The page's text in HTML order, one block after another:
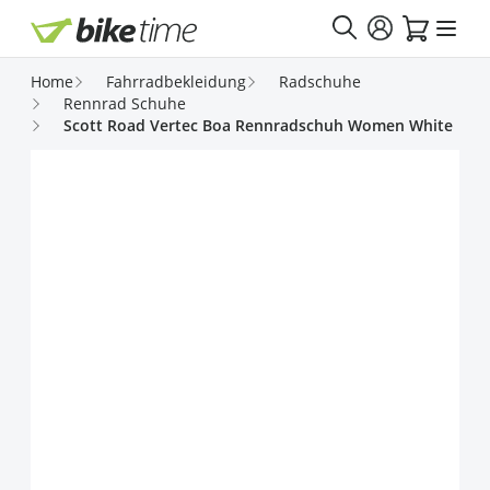
Direkt zum Inhalt
Home Fahrradbekleidung
Radschuhe
Rennrad Schuhe
Scott Road Vertec Boa Rennradschuh Women White